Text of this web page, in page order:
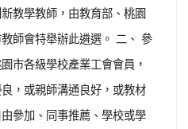
教學教師，由教育部、桃園
師會特舉辦此遴選。 二、 參
市各級學校產業工會會員，
，或親師溝通良好，或教材
參加、同事推薦、學校或學